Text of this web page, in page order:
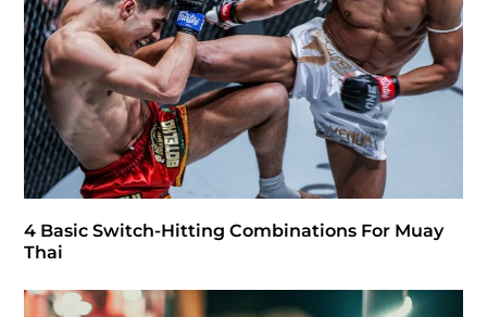
4 Basic Switch-Hitting Combinations For Muay
Thai